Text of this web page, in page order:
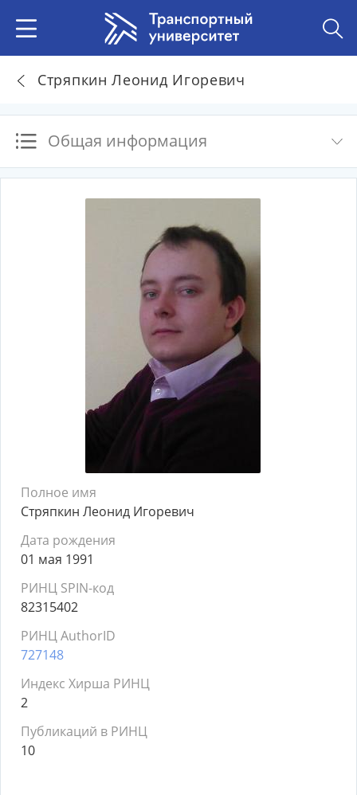
Стряпкин Леонид Игоревич
Общая информация
Полное имя
Стряпкин Леонид Игоревич
Дата рождения
01 мая 1991
РИНЦ SPIN-код
82315402
РИНЦ AuthorID
727148
Индекс Хирша РИНЦ
2
Публикаций в РИНЦ
10